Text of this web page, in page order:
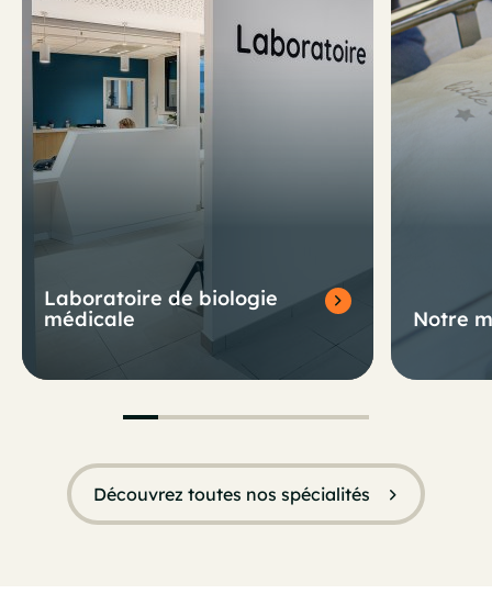
Laboratoire de biologie
médicale
Notre
Découvrez toutes nos spécialités